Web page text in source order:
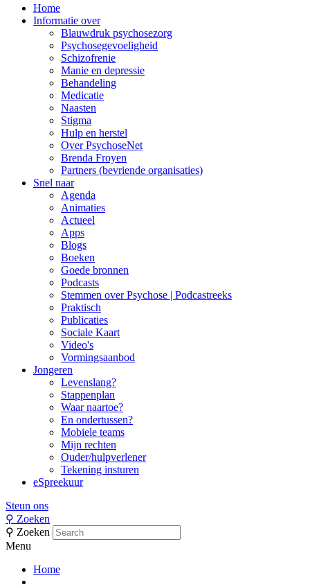
Main
Navigation
Home
Informatie over
Blauwdruk psychosezorg
Psychosegevoeligheid
Schizofrenie
Manie en depressie
Behandeling
Medicatie
Naasten
Stigma
Hulp en herstel
Over PsychoseNet
Brenda Froyen
Partners (bevriende organisaties)
Snel naar
Agenda
Animaties
Actueel
Apps
Blogs
Boeken
Goede bronnen
Podcasts
Stemmen over Psychose | Podcastreeks
Praktisch
Publicaties
Sociale Kaart
Video's
Vormingsaanbod
Jongeren
Levenslang?
Stappenplan
Waar naartoe?
En ondertussen?
Mobiele teams
Mijn rechten
Ouder/hulpverlener
Tekening insturen
eSpreekuur
Steun ons
⚲ Zoeken
⚲ Zoeken
Menu
Home